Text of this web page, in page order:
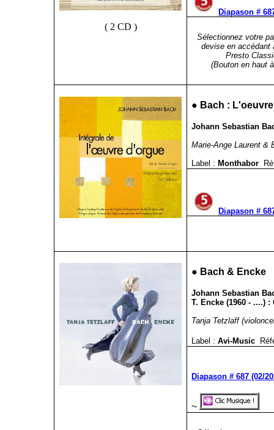
( 2 CD )
Diapason #
Sélectionnez votre
devise en accédant
Presto
(Bouton en haut
● Bach :
Johann Sebastian
Marie-Ange Laurent &
Label : Monthabor
Diapason #
● Bach & Encke
Johann Sebastian
T. Encke (1960 - ....)
Tanja Tetzlaff
Label : Avi-Music
Diapason # 687 (02/
~